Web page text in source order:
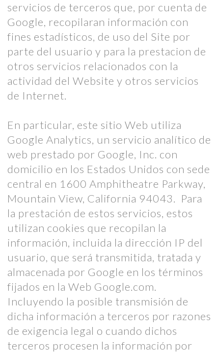
servicios de terceros que, por cuenta de
Google, recopilaran información con
fines estadísticos, de uso del Site por
parte del usuario y para la prestacion de
otros servicios relacionados con la
actividad del Website y otros servicios
de Internet.
En particular, este sitio Web utiliza
Google Analytics, un servicio analítico de
web prestado por Google, Inc. con
domicilio en los Estados Unidos con sede
central en 1600 Amphitheatre Parkway,
Mountain View, California 94043. Para
la prestación de estos servicios, estos
utilizan cookies que recopilan la
información, incluida la dirección IP del
usuario, que será transmitida, tratada y
almacenada por Google en los términos
fijados en la Web Google.com.
Incluyendo la posible transmisión de
dicha información a terceros por razones
de exigencia legal o cuando dichos
terceros procesen la información por